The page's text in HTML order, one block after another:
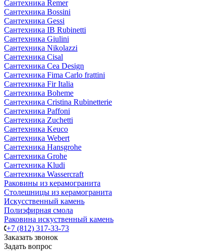
Сантехника Remer
Сантехника Bossini
Сантехника Gessi
Сантехника IB Rubinetti
Сантехника Giulini
Сантехника Nikolazzi
Сантехника Cisal
Сантехника Cea Design
Сантехника Fima Carlo frattini
Сантехника Fir Italia
Сантехника Boheme
Сантехника Cristina Rubinetterie
Сантехника Paffoni
Сантехника Zuchetti
Сантехника Keuco
Сантехника Webert
Сантехника Hansgrohe
Сантехника Grohe
Сантехника Kludi
Сантехника Wassercraft
Раковины из керамогранита
Столешницы из керамогранита
Искусственный камень
Полиэфирная смола
Раковина искуственный камень
+7 (812) 317-33-73
Заказать звонок
Задать вопрос